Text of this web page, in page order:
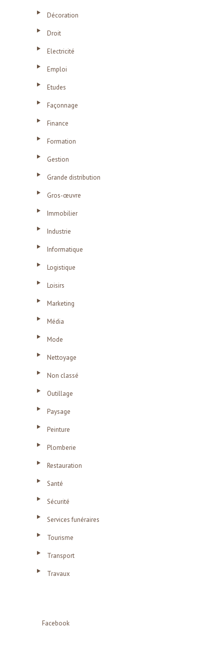
Décoration
Droit
Electricité
Emploi
Etudes
Façonnage
Finance
Formation
Gestion
Grande distribution
Gros-œuvre
Immobilier
Industrie
Informatique
Logistique
Loisirs
Marketing
Média
Mode
Nettoyage
Non classé
Outillage
Paysage
Peinture
Plomberie
Restauration
Santé
Sécurité
Services funéraires
Tourisme
Transport
Travaux
Facebook